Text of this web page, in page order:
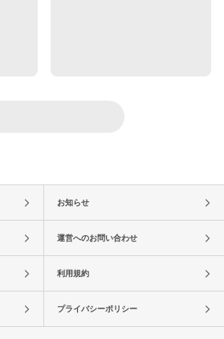
お知らせ
運営へのお問い合わせ
利用規約
プライバシーポリシー